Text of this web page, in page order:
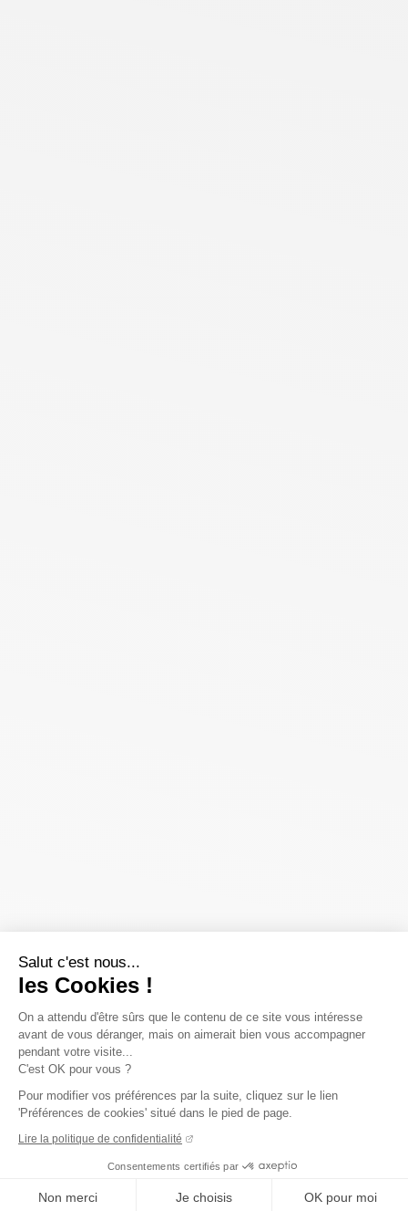
Salut c'est nous...
les Cookies !
On a attendu d'être sûrs que le contenu de ce site vous intéresse
avant de vous déranger, mais on aimerait bien vous accompagner
pendant votre visite...
C'est OK pour vous ?
Pour modifier vos préférences par la suite, cliquez sur le lien
'Préférences de cookies' situé dans le pied de page.
Lire la politique de confidentialité
Consentements certifiés par
Non merci Je choisis OK pour moi